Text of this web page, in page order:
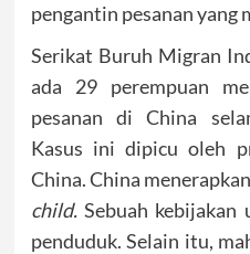
pengantin pesanan yang
Serikat Buruh Migran
ada 29 perempuan
pesanan di China
Kasus ini dipicu oleh
China. China
child.Sebuah kebijakan
penduduk. Selain itu,